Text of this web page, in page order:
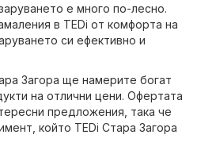
е много по-лесно.
в TEDi от комфорта на
си ефективно и
Загора ще намерите богат
на отлични цени. Офертата
предложения, така че
който TEDi Стара Загора